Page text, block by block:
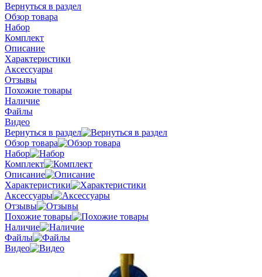
Вернуться в раздел
Обзор товара
Набор
Комплект
Описание
Характеристики
Аксессуары
Отзывы
Похожие товары
Наличие
Файлы
Видео
Вернуться в раздел
Обзор товара
Набор
Комплект
Описание
Характеристики
Аксессуары
Отзывы
Похожие товары
Наличие
Файлы
Видео